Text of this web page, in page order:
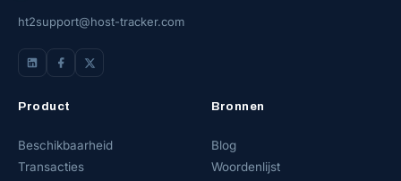
ht2support@host-tracker.com
Product
Beschikbaarheid
Transacties
Bronnen
Blog
Woordenlijst